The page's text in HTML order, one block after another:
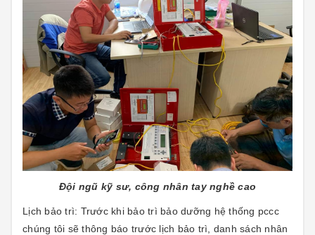
Đội ngũ kỹ sư, công nhân tay nghề cao
Lịch bảo trì: Trước khi bảo trì bảo dưỡng hệ thống pccc
chúng tôi sẽ thông báo trước lịch bảo trì, danh sách nhân